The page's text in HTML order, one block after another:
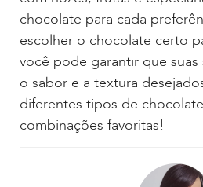
chocolate para cada
escolher o chocolate certo
você pode garantir que
o sabor e a textura
diferentes tipos de
combinações favoritas!